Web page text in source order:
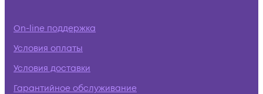
On-line поддержка
Условия оплаты
Условия доставки
Гарантийное обслуживание